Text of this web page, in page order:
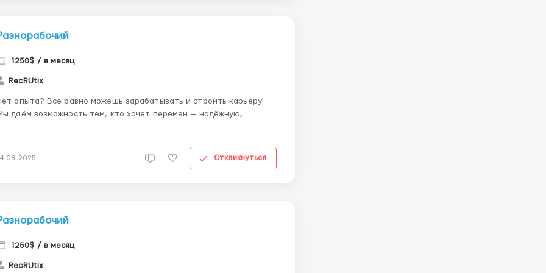
1250$ / в месяц
RecRUtix
опыта? Всё равно можешь зарабатывать и строить карьеру!
даём возможность тем, кто хочет перемен — надёжную,
занятость без привязки к офису ...
08-2025 Откликнуться
1250$ / в месяц
RecRUtix